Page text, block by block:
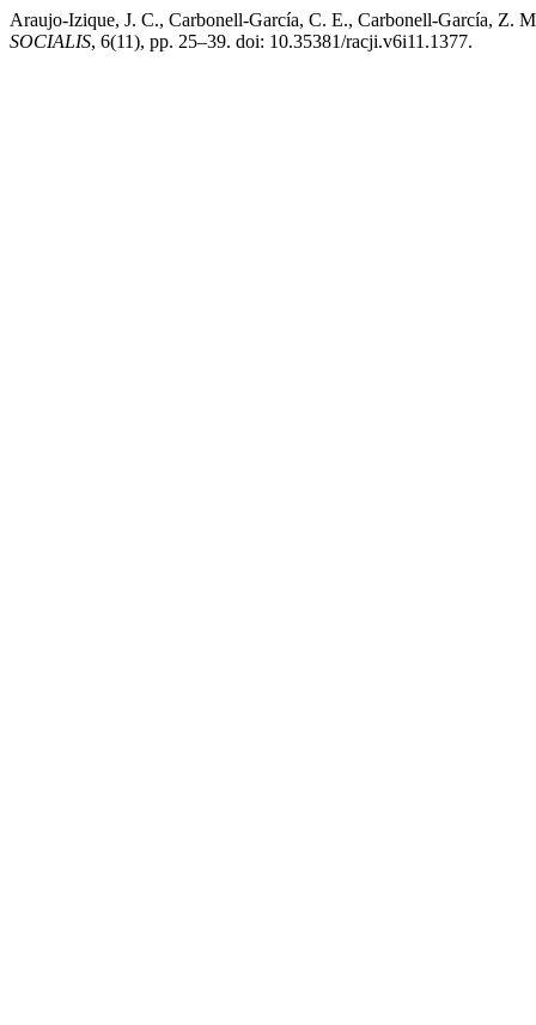
Araujo-Izique, J. C., Carbonell-García, C. E., Carbonell-García, Z.
SOCIALIS, 6(11), pp. 25–39. doi: 10.35381/racji.v6i11.1377.